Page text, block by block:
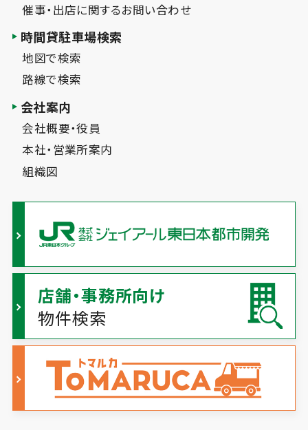
催事・出店に関するお問い合わせ
時間貸駐車場検索
地図で検索
路線で検索
会社案内
会社概要・役員
本社・営業所案内
組織図
店舗・事務所向け
物件検索